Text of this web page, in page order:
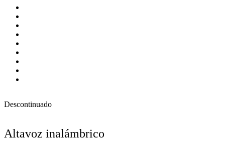
Descontinuado
Altavoz inalámbrico